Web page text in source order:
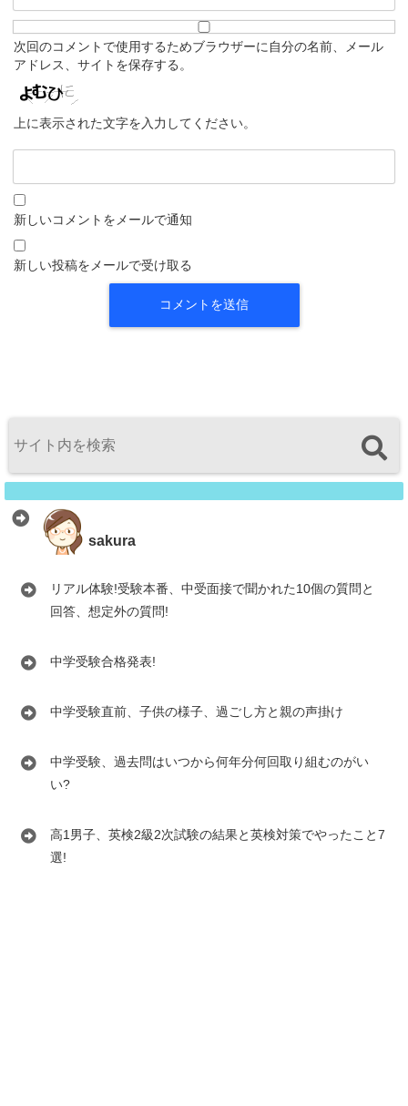
次回のコメントで使用するためブラウザーに自分の名前、メール
アドレス、サイトを保存する。
上に表示された文字を入力してください。
新しいコメントをメールで通知
新しい投稿をメールで受け取る
sakura
リアル体験!受験本番、中受面接で聞かれた10個の質問と
回答、想定外の質問!
中学受験合格発表!
中学受験直前、子供の様子、過ごし方と親の声掛け
中学受験、過去問はいつから何年分何回取り組むのがい
い?
高1男子、英検2級2次試験の結果と英検対策でやったこと7
選!